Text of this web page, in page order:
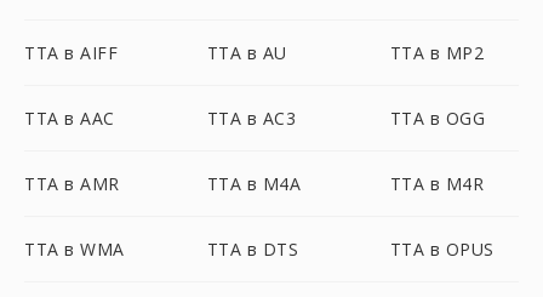
TTA в AIFF TTA в AU TTA в MP2
TTA в AAC TTA в AC3 TTA в OGG
TTA в AMR TTA в M4A TTA в M4R
TTA в WMA TTA в DTS TTA в OPUS